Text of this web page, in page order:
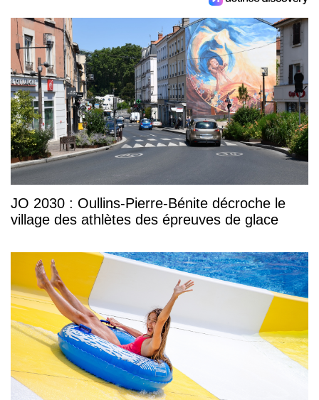
JO 2030 : Oullins-Pierre-Bénite décroche le
village des athlètes des épreuves de glace